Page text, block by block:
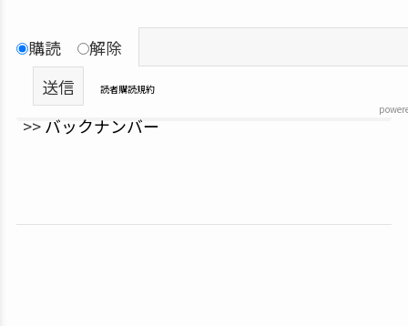
購読 解除
読者購読規約
>>バックナンバー